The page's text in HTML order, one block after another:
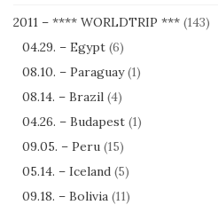
2011 – **** WORLDTRIP *** (143)
04.29. – Egypt (6)
08.10. – Paraguay(1)
08.14. – Brazil (4)
04.26. – Budapest (1)
09.05. – Peru (15)
05.14. – Iceland (5)
09.18. – Bolivia (11)